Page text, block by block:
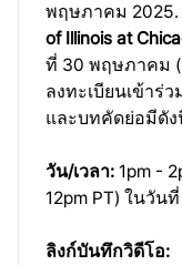
พฤษภาคม 2025.
of Illinois at
ที่ 30 พฤษภาคม
ลงทะเบียนเข้าร่ว
และบทคัดย่อมีดัง
วัน/เวลา: 1pm -
12pm PT) ในวัน
ลิงก์บันทึกวิดีโอ: